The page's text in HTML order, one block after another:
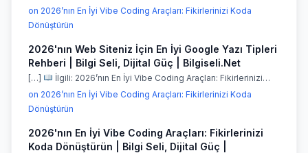
on 2026’nın En İyi Vibe Coding Araçları: Fikirlerinizi Koda
Dönüştürün
2026'nın Web Siteniz İçin En İyi Google Yazı Tipleri
Rehberi | Bilgi Seli, Dijital Güç | Bilgiseli.Net
[…]
İlgili: 2026’nın En İyi Vibe Coding Araçları: Fikirlerinizi…
on 2026’nın En İyi Vibe Coding Araçları: Fikirlerinizi Koda
Dönüştürün
2026'nın En İyi Vibe Coding Araçları: Fikirlerinizi
Koda Dönüştürün | Bilgi Seli, Dijital Güç |